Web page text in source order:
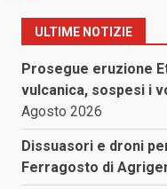
ULTIME NOTIZIE
Prosegue eruzione
vulcanica, sospesi i
Agosto 2026
Dissuasori e droni
Ferragosto di